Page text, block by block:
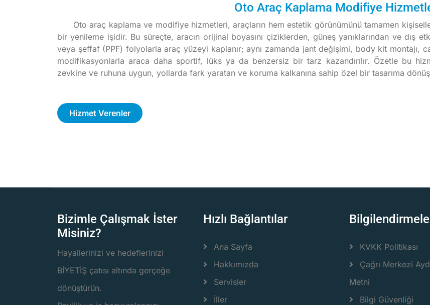
Oto Araç Kaplama Modifiye
Oto araç kaplama ve modifiye hizmetleri, araçların hem estetik görünümünü tamamen
bir yenileme işidir. Bu süreçte, aracın orijinal boyasını çiziklerden, güneş yanıklarından ve dış
veya şeffaf (PPF) folyolarla araç yüzeyi kaplanır; aynı zamanda jant değişimi, body kit montajı,
modifikasyonlarla araca daha sportif, lüks ya da benzersiz bir tarz kazandırılır. Özetle bu
zevkine ve ruhuna uygun, yollarda fark yaratan ve koruma kalkanına sahip özel bir tasarıma
Hizmet Verenler
Bizimle Çalışmak İster
Misiniz?
Hayallerinizi ve hedeflerinizi
BİYETİŞ çatısı altında gerçeğe
dönüştürün.
Hızlı Bağlantılar
Ana Sayfa
Hakkımızda
Servisler
İller
KVKK Politikası
Çağrı Merkezi
Metni
Bilgi Güvenliği